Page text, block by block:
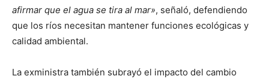
afirmar que el agua se tira al mar», señaló, defendiendo
que los ríos necesitan mantener funciones ecológicas y
calidad ambiental.
La exministra también subrayó el impacto del cambio